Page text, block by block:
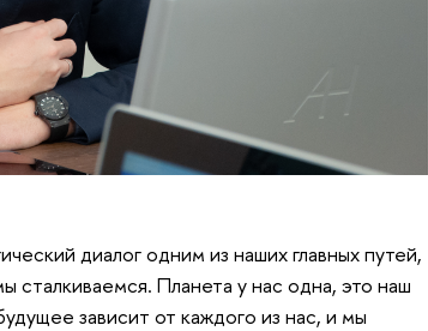
диалог одним из наших главных путей,
Планета у нас одна, это наш
зависит от каждого из нас, и мы